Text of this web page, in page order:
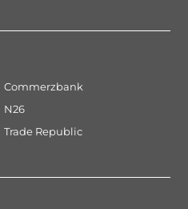
Commerzbank
N26
Trade Republic